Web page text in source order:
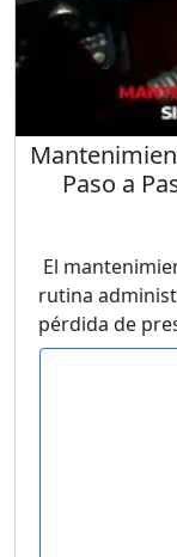
Paso a
El
rutina
pérdida de